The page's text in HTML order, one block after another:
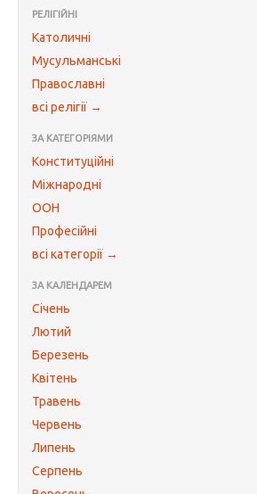
РЕЛІГІЙНІ
Католичні
Мусульманські
Православні
всі релігії →
ЗА КАТЕГОРІЯМИ
Конституційні
Міжнародні
ООН
Професійні
всі категорії →
ЗА КАЛЕНДАРЕМ
Січень
Лютий
Березень
Квітень
Травень
Червень
Липень
Серпень